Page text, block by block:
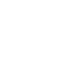
wypoczynku
Ofertę